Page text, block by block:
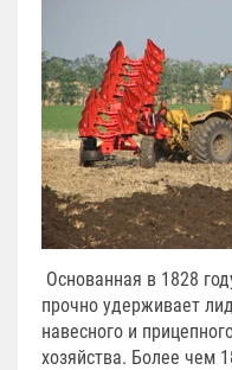
Основанная в 1828
прочно удерживает
навесного и
хозяйства. Более чем